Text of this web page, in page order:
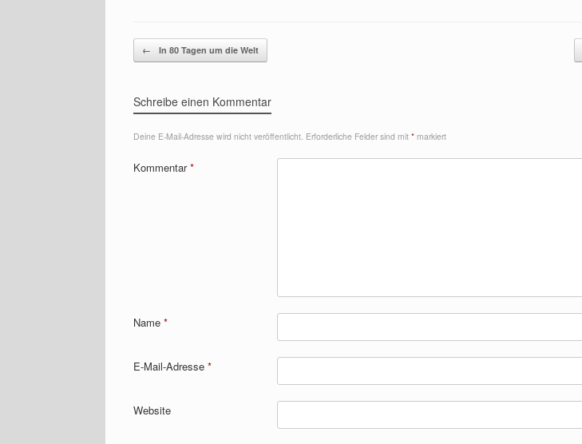
Beitragsnavigation
← In 80 Tagen um die Welt
Schreibe einen Kommentar
Deine E-Mail-Adresse wird nicht veröffentlicht. Erforderliche Felder sind mit * markiert
Kommentar*
Name *
E-Mail-Adresse *
Website